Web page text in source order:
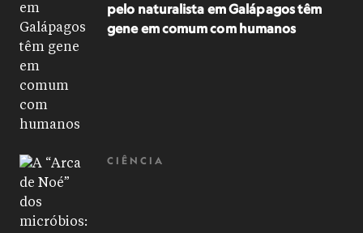
pelo naturalista em Galápagos têm
gene em comum com humanos
CIÊNCIA